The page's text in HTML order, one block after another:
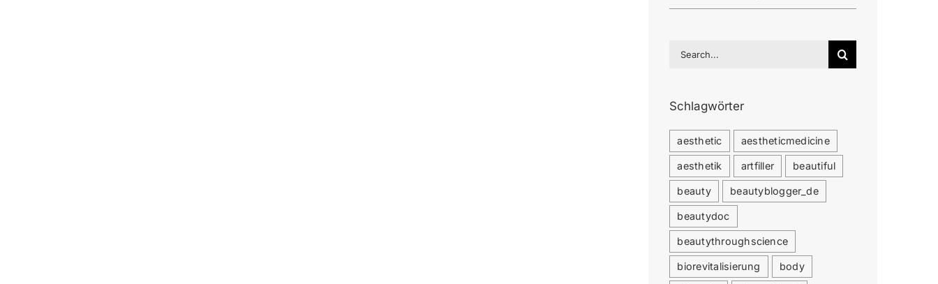
Search
Schlagwörter
aesthetic aestheticmedicine
aesthetik artfiller beautiful
beauty beautyblogger_de
beautydoc
beautythroughscience
biorevitalisierung body